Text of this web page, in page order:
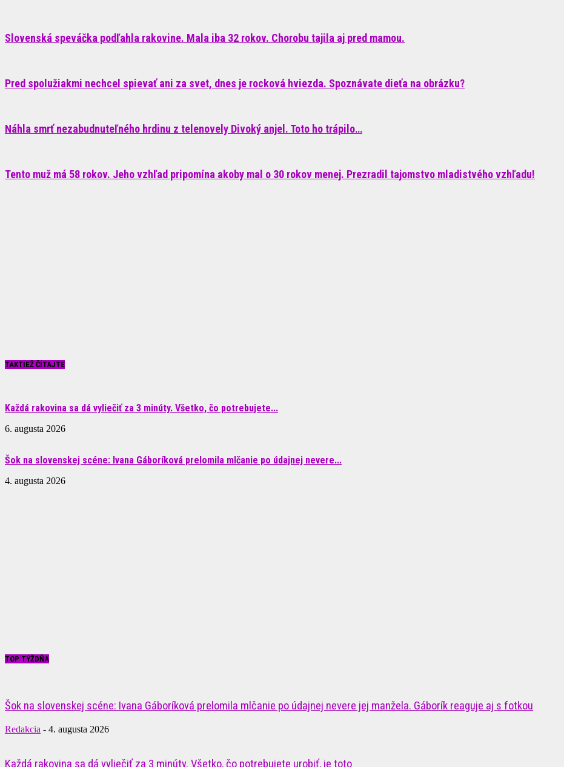
Slovenská speváčka podľahla rakovine. Mala iba 32 rokov. Chorobu tajila aj pred mamou.
Pred spolužiakmi nechcel spievať ani za svet, dnes je rocková hviezda. Spoznávate dieťa na obrázku?
Náhla smrť nezabudnuteľného hrdinu z telenovely Divoký anjel. Toto ho trápilo…
Tento muž má 58 rokov. Jeho vzhľad pripomína akoby mal o 30 rokov menej. Prezradil tajomstvo mladistvého vzhľadu!
TAKTIEŽ ČÍTAJTE
Každá rakovina sa dá vyliečiť za 3 minúty. Všetko, čo potrebujete...
6. augusta 2026
Šok na slovenskej scéne: Ivana Gáboríková prelomila mlčanie po údajnej nevere...
4. augusta 2026
TOP TÝŽDŇA
Šok na slovenskej scéne: Ivana Gáboríková prelomila mlčanie po údajnej nevere jej manžela. Gáborík reaguje aj s fotkou
Redakcia - 4. augusta 2026
Každá rakovina sa dá vyliečiť za 3 minúty. Všetko, čo potrebujete urobiť, je toto